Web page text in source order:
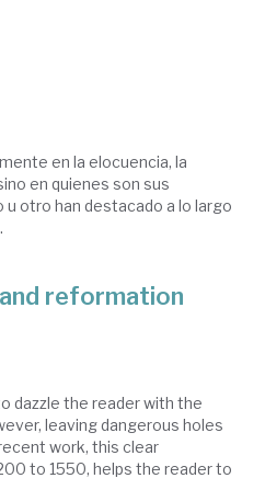
en la elocuencia, la
en quienes son sus
otro han destacado a lo largo
reformation
dazzle the reader with the
leaving dangerous holes
work, this clear
to 1550, helps the reader to